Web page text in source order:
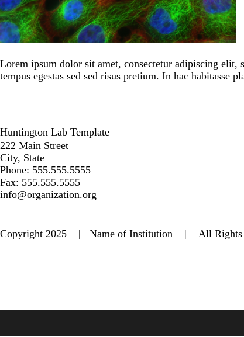
Lorem ipsum dolor sit amet, consectetur adipiscing elit,
tempus egestas sed sed risus pretium. In hac habitasse
Huntington Lab Template
222 Main Street
City, State
Phone: 555.555.5555
Fax: 555.555.5555
info@organization.org
Copyright 2025 | Name of Institution | All Rights